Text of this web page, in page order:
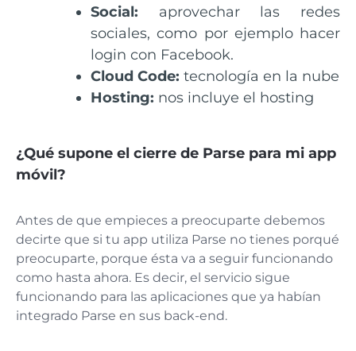
Social: aprovechar las redes
sociales, como por ejemplo hacer
login con Facebook.
Cloud Code: tecnología en la nube
Hosting: nos incluye el hosting
¿Qué supone el cierre de Parse para mi app
móvil?
Antes de que empieces a preocuparte debemos
decirte que si tu app utiliza Parse no tienes porqué
preocuparte, porque ésta va a seguir funcionando
como hasta ahora. Es decir, el servicio sigue
funcionando para las aplicaciones que ya habían
integrado Parse en sus back-end.